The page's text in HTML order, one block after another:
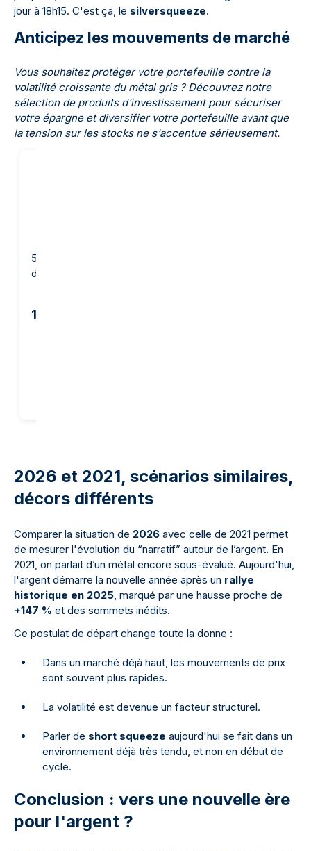
jour à 18h15. C'est ça, le silversqueeze.
Anticipez les mouvements de marché
Vous souhaitez protéger votre portefeuille contre la
volatilité croissante du métal gris ? Découvrez notre
sélection de produits d'investissement pour sécuriser
votre épargne et diversifier votre portefeuille avant que
la tension sur les stocks ne s'accentue sérieusement.
500 grammes lingot
d'argent - PAMP Suisse
1 138,85 €
2026 et 2021, scénarios similaires,
décors différents
Comparer la situation de 2026 avec celle de 2021 permet
de mesurer l'évolution du “narratif” autour de l’argent. En
2021, on parlait d’un métal encore sous-évalué. Aujourd'hui,
l'argent démarre la nouvelle année après un rallye
historique en 2025 , marqué par une hausse proche de
+147 % et des sommets inédits.
Ce postulat de départ change toute la donne :
Dans un marché déjà haut, les mouvements de prix
sont souvent plus rapides.
La volatilité est devenue un facteur structurel.
Parler de short squeeze aujourd'hui se fait dans un
environnement déjà très tendu, et non en début de
cycle.
Conclusion : vers une nouvelle ère
pour l'argent ?